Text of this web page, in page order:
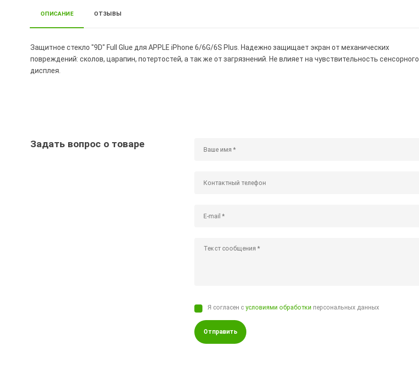
ОПИСАНИЕ ОТЗЫВЫ
Защитное стекло "9D" Full Glue для APPLE iPhone 6/6G/6S Plus. Надежно защищает экран от механических
повреждений: сколов, царапин, потертостей, а так же от загрязнений. Не влияет на чувствительность сенсорного
дисплея.
Задать вопрос о товаре
Я согласен сусловиями обработки персональных данных
Отправить